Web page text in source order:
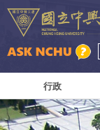
行政